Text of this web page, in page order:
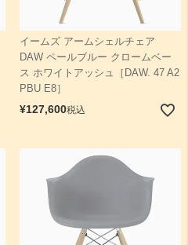
イームズ アームシェルチェア
DAW ペールブルー クロームベー
ス ホワイトアッシュ［DAW. 47 A2
PBU E8］
¥127,600税込